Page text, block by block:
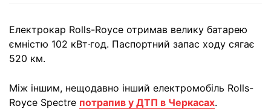
Електрокар Rolls-Royce отримав велику батарею
ємністю 102 кВт∙год. Паспортний запас ходу сягає
520 км.
Між іншим, нещодавно інший електромобіль Rolls-
Royce Spectre потрапив у ДТП в Черкасах.